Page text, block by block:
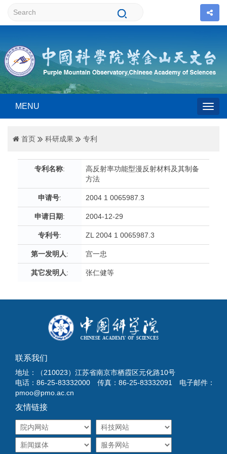
MENU
首页 科研成果 专利
专利名称:
高反射率功能型漫反射材料及其制备
方法
申请号: 2004 1 0065987.3
申请日期: 2004-12-29
专利号: ZL 2004 1 0065987.3
第一发明人: 宫一忠
其它发明人: 张仁健等
联系我们
地址：（210023）江苏省南京市栖霞区元化路10号
电话：86-25-83332000 传真：86-25-83332091 电子邮件：
pmoo@pmo.ac.cn
友情链接